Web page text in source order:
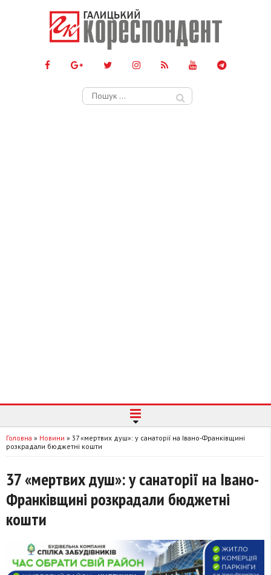
Пошук:
Головна » Новини » 37 «мертвих душ»: у санаторії на Івано-Франківщині
розкрадали бюджетні кошти
37 «мертвих душ»: у санаторії на Івано-
Франківщині розкрадали бюджетні
кошти